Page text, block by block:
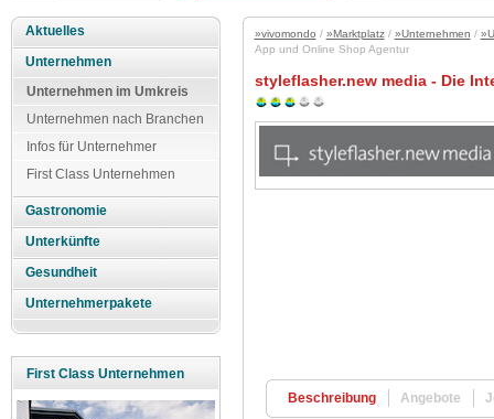
Aktuelles
Unternehmen
Unternehmen im Umkreis
Unternehmen nach Branchen
Infos für Unternehmer
First Class Unternehmen
Gastronomie
Unterkünfte
Gesundheit
Unternehmerpakete
First Class Unternehmen
»vivomondo / »Marktplatz/ »Unternehmen /
App und Online Shop Agentur
styleflasher.new media - Die
Beschreibung Angebote